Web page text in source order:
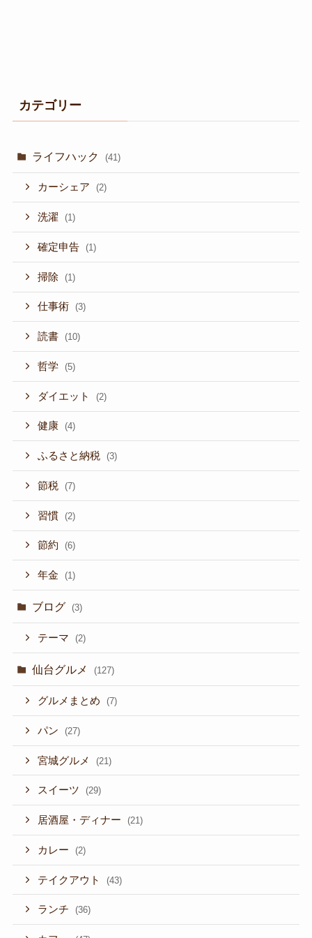
カテゴリー
ライフハック (41)
カーシェア (2)
洗濯 (1)
確定申告 (1)
掃除 (1)
仕事術 (3)
読書 (10)
哲学 (5)
ダイエット (2)
健康 (4)
ふるさと納税 (3)
節税 (7)
習慣 (2)
節約 (6)
年金 (1)
ブログ (3)
テーマ (2)
仙台グルメ (127)
グルメまとめ (7)
パン (27)
宮城グルメ (21)
スイーツ (29)
居酒屋・ディナー (21)
カレー (2)
テイクアウト (43)
ランチ (36)